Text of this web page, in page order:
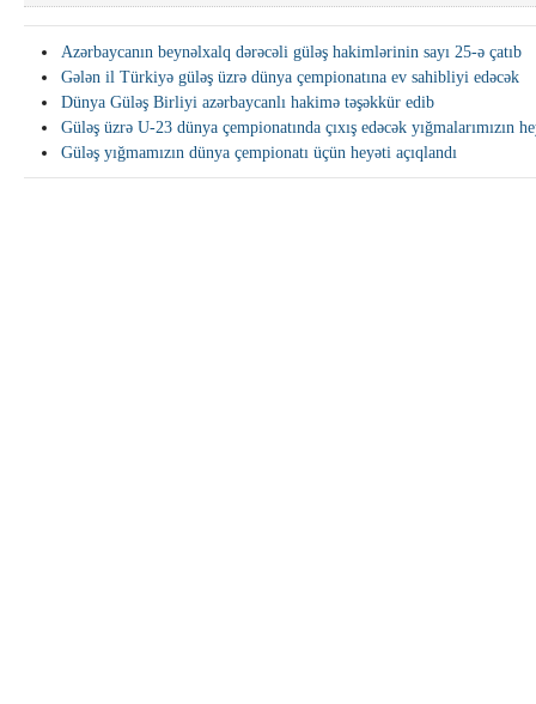
Azərbaycanın beynəlxalq dərəcəli güləş hakimlərinin sayı 25-ə çatıb
Gələn il Türkiyə güləş üzrə dünya çempionatına ev sahibliyi edəcək
Dünya Güləş Birliyi azərbaycanlı hakimə təşəkkür edib
Güləş üzrə U-23 dünya çempionatında çıxış edəcək yığmalarımızın
Güləş yığmamızın dünya çempionatı üçün heyəti açıqlandı